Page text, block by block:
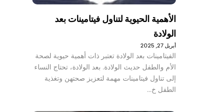
الأهمية الحيوية لتناول فيتامينات بعد
الولادة
أبريل 27, 2025
الفيتامينات بعد الولادة تعتبر ذات أهمية حيوية لصحة
الأم والطفل حديث الولادة. بعد الولادة، تحتاج النساء
إلى تناول فيتامينات مهمة لتعزيز صحتهن وتغذية
الطفل خ…